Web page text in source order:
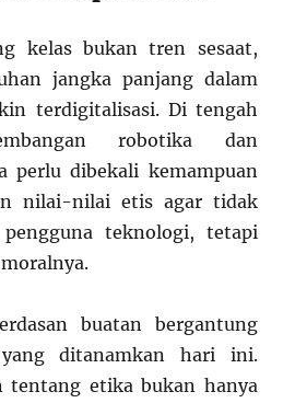
kelas bukan tren sesaat,
jangka panjang dalam
terdigitalisasi. Di tengah
robotika dan
perlu dibekali kemampuan
nilai-nilai etis agar tidak
teknologi, tetapi
buatan bergantung
ditanamkan hari ini.
tentang etika bukan hanya